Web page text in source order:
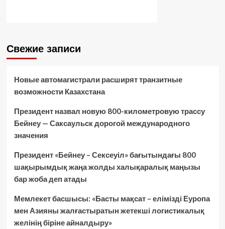
Свежие записи
Новые автомагистрали расширят транзитные
возможности Казахстана
Президент назвал новую 800-километровую трассу
Бейнеу — Саксаульск дорогой международного
значения
Президент «Бейнеу – Сексеуіл» бағытындағы 800
шақырымдық жаңа жолды халықаралық маңызы
бар жоба деп атады
Мемлекет басшысы: «Басты мақсат – елімізді Еуропа
мен Азияны жалғастыратын жетекші логистикалық
желінің біріне айналдыру»